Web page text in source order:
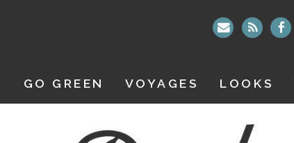
GO GREEN VOYAGES LOOKS